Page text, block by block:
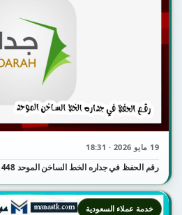
19 مايو 2026 · 18:31
رقم الحفظ في جداره الخط الساخن الموحد 1448
خدمة عملاء السعودية